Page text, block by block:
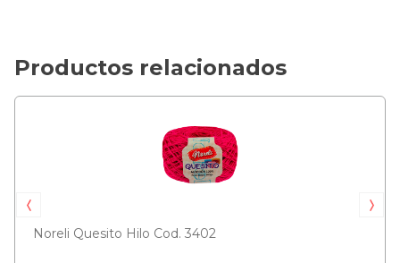
Productos relacionados
Noreli Quesito Hilo Cod. 3402